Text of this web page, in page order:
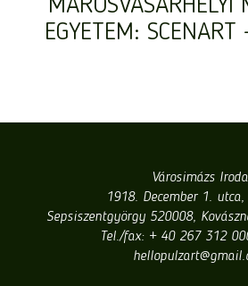
MAROSVÁSÁRHELYI
EGYETEM: SCENART
Városimázs Iroda
1918. December 1.
Sepsiszentgyörgy 520008,
Tel./fax: + 40 267 312